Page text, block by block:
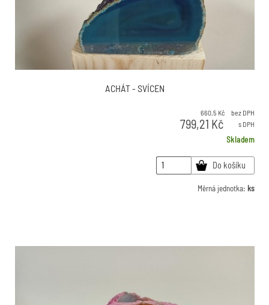
ACHÁT - SVÍCEN
660,5 Kč bez DPH
799,21 Kč s DPH
Skladem
Do košíku
Měrná jednotka: ks